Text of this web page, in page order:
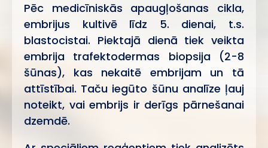
Pēc medicīniskās apaugļošanas cikla,
embrijus kultivē līdz 5. dienai, t.s.
blastocistai. Piektajā dienā tiek veikta
embrija trafektodermas biopsija (2-8
šūnas), kas nekaitē embrijam un tā
attīstībai. Taču iegūto šūnu analīze ļauj
noteikt, vai embrijs ir derīgs pārnešanai
dzemdē.